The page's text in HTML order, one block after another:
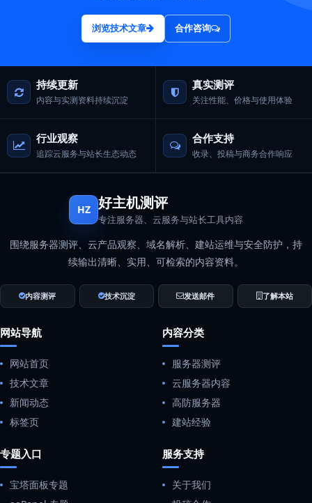
浏览技术文章 合作咨询
持续更新
内容与实测资料持续沉淀
真实测评
关注性能、价格与使用体验
行业观察
追踪云服务与站长生态动态
合作支持
收录、投稿与商务合作响应
HZ 好主机测评
专注服务器、云服务与站长工具内容
围绕服务器测评、云产品观察、域名解析、建站运维与安全防护，持
续输出清晰、实用、可检索的内容资料。
内容测评 技术沉淀 发送邮件 了解本站
网站导航
网站首页
技术文章
新闻动态
标签页
内容分类
服务器测评
云服务器内容
高防服务器
建站经验
专题入口
宝塔面板专题
服务支持
关于我们